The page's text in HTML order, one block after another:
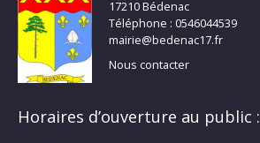
17210 Bédenac
Téléphone : 0546044539
mairie@bedenac17.fr
Nous contacter
Horaires d’ouverture au public :